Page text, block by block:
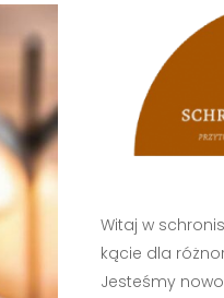
Witaj w
kącie dla
Jesteśmy